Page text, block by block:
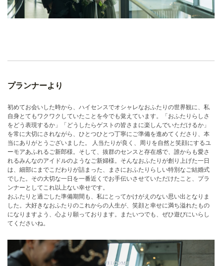
プランナーより
初めてお会いした時から、ハイセンスでオシャレなおふたりの世界観に、私
自身とてもワクワクしていたことを今でも覚えています。「おふたりらしさ
をどう表現するか」「どうしたらゲストの皆さまに楽しんでいただけるか」
を常に大切にされながら、ひとつひとつ丁寧にご準備を進めてくださり、本
当にありがとうございました。 人当たりが良く、周りを自然と笑顔にするユ
ーモアあふれるご新郎様。そして、抜群のセンスと存在感で、誰からも愛さ
れるみんなのアイドルのようなご新婦様。そんなおふたりが創り上げた一日
は、細部にまでこだわりが詰まった、まさにおふたりらしい特別なご結婚式
でした。その大切な一日を一番近くでお手伝いさせていただけたこと、プラ
ンナーとしてこれ以上ない幸せです。
おふたりと過ごした準備期間も、私にとってかけがえのない思い出となりま
した。大好きなおふたりのこれからの人生が、笑顔と幸せに満ち溢れたもの
になりますよう、心より願っております。またいつでも、ぜひ遊びにいらし
てくださいね。